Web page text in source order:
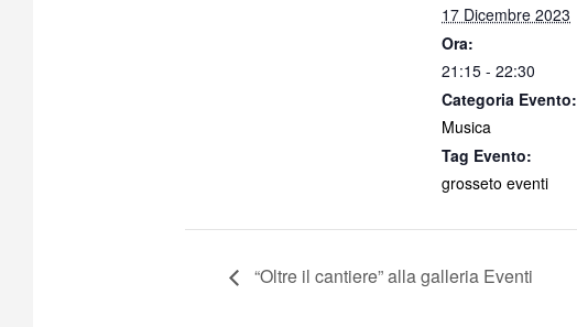
17 Dicembre 2023
Ora:
21:15 - 22:30
Categoria Evento:
Musica
Tag Evento:
grosseto eventi
“Oltre il cantiere” alla galleria Eventi